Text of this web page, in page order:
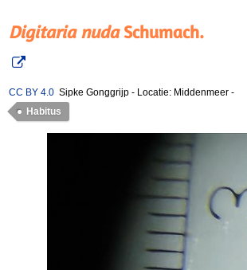
Digitaria nudaSchumach.
CC BY 4.0 Sipke Gonggrijp - Locatie: Middenmeer -
Habitus